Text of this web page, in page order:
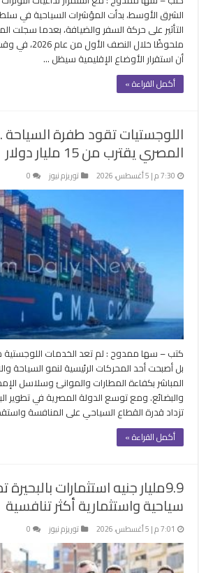
الشرق الأوسط، بدأت المؤشرات السياحية في
التأثير على حركة السفر والضيافة، بعدما سجلت
ملحوظًا خلال
أن استقرار الأوضاع الإقليمية سيظل …
أكمل القراءة »
اللوجستيات تقود طفرة
المصري يقترب من 15 مليار دولار
7:30 م | 5 أغسطس، 2026 توريزم نيوز 0
كتب – سها ممدوح : لم تعد الخدمات اللوجستية
بل أصبحت أحد المحركات الرئيسية لنمو السياحة
المباشر بكفاءة المطارات والموانئ وسلاسل
والبضائع. ومع توسع الدولة المصرية في تطوير
تزداد قدرة القطاع السياحي على المنافسة
أكمل القراءة »
9.9مليار جنيه استثمارات
سياحية واستثمارية أكثر تنافسية
7:01 م | 5 أغسطس، 2026 توريزم نيوز 0